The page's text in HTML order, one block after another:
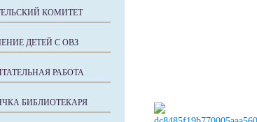
КОМИТЕТ
ДЕТЕЙ С ОВЗ
РАБОТА
БИБЛИОТЕКАРЯ